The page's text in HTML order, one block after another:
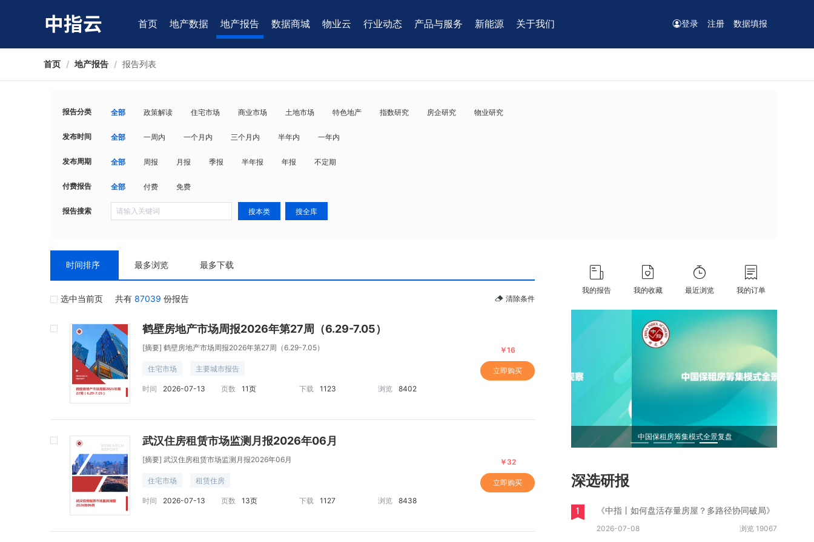
首页 地产数据 地产报告 数据商城 物业云 行业动态 产品与服务 新能源 关于我们 登录 注册 数据填报
首页 / 地产报告 / 报告列表
报告分类 全部 政策解读 住宅市场 商业市场 土地市场 特色地产 指数研究 房企研究 物业研究
发布时间 全部 一周内 一个月内 三个月内 半年内 一年内
发布周期 全部 周报 月报 季报 半年报 年报 不定期
付费报告 全部 付费 免费
报告搜索 搜本类 搜全库
时间排序 最多浏览 最多下载
选中当前页 共有 87039 份报告 清除条件
鹤壁房地产市场周报2026年第27周（6.29-7.05）
[摘要] 鹤壁房地产市场周报2026年第27周（6.29-7.05）
住宅市场 主要城市报告
时间 2026-07-13 页数 11页 下载 1123 浏览 8402
￥16
立即购买
武汉住房租赁市场监测月报2026年06月
[摘要] 武汉住房租赁市场监测月报2026年06月
住宅市场 租赁住房
时间 2026-07-13 页数 13页 下载 1127 浏览 8438
￥32
立即购买
我的报告 我的收藏 最近浏览 我的订单
中国保租房筹集模式全景复盘
深选研报
1 《中指丨如何盘活存量房屋？多路径协同破局》
2026-07-08 浏览 19067